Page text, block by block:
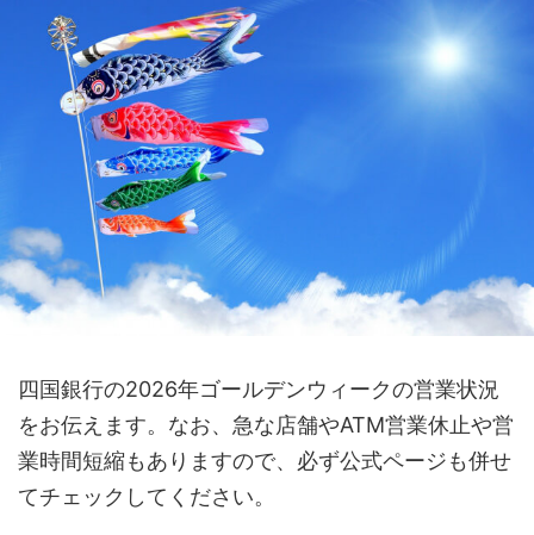
四国銀行の2026年ゴールデンウィークの営業状況
をお伝えます。なお、急な店舗やATM営業休止や営
業時間短縮もありますので、必ず公式ページも併せ
てチェックしてください。